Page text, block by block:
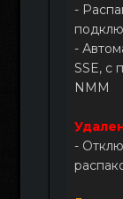
-
-
SSE, с
NMM
-